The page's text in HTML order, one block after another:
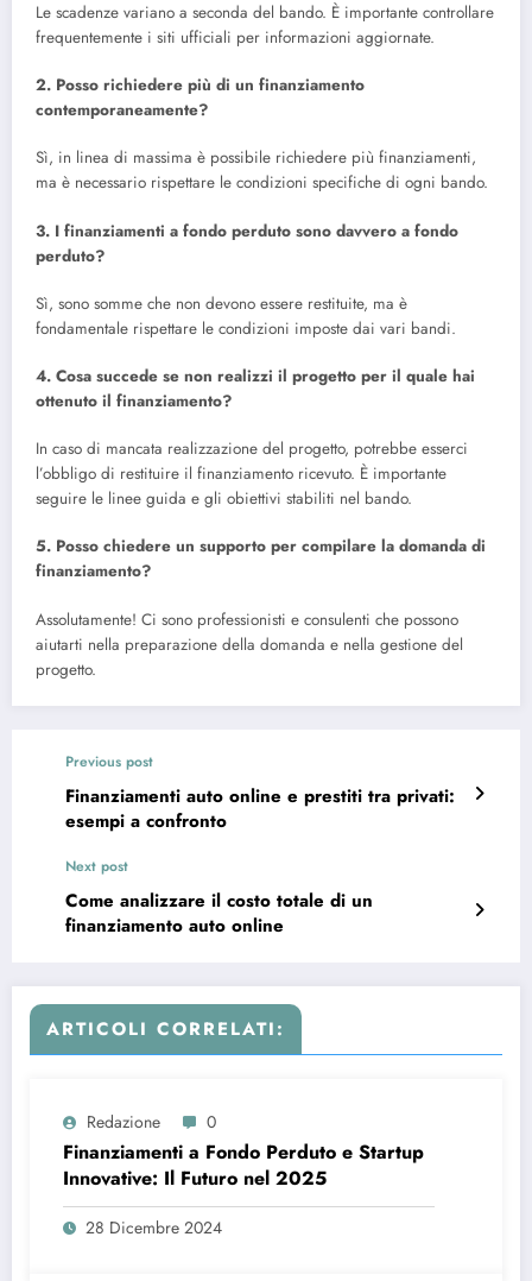
Le scadenze variano a seconda del bando. È importante controllare
frequentemente i siti ufficiali per informazioni aggiornate.
2. Posso richiedere più di un finanziamento
contemporaneamente?
Sì, in linea di massima è possibile richiedere più finanziamenti,
ma è necessario rispettare le condizioni specifiche di ogni bando.
3. I finanziamenti a fondo perduto sono davvero a fondo
perduto?
Sì, sono somme che non devono essere restituite, ma è
fondamentale rispettare le condizioni imposte dai vari bandi.
4. Cosa succede se non realizzi il progetto per il quale hai
ottenuto il finanziamento?
In caso di mancata realizzazione del progetto, potrebbe esserci
l’obbligo di restituire il finanziamento ricevuto. È importante
seguire le linee guida e gli obiettivi stabiliti nel bando.
5. Posso chiedere un supporto per compilare la domanda di
finanziamento?
Assolutamente! Ci sono professionisti e consulenti che possono
aiutarti nella preparazione della domanda e nella gestione del
progetto.
Previous post
Finanziamenti auto online e prestiti tra privati:
esempi a confronto
Next post
Come analizzare il costo totale di un
finanziamento auto online
ARTICOLI CORRELATI:
Redazione 0
Finanziamenti a Fondo Perduto e Startup
Innovative: Il Futuro nel 2025
28 Dicembre 2024